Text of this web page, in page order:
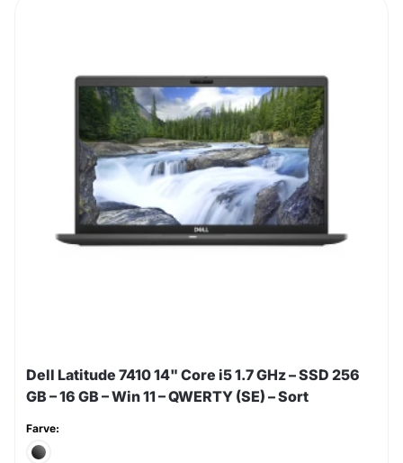
Dell Latitude 7410 14" Core i5 1.7 GHz – SSD 256
GB – 16 GB – Win 11 – QWERTY (SE) – Sort
Farve: